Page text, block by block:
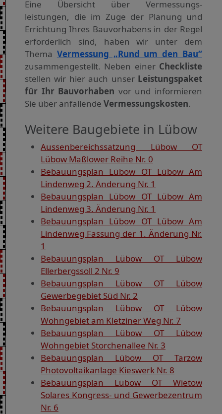
Eine Übersicht über Vermessungs­
leistungen, die im Zuge der Planung und
Errichtung Ihres Bauvorhabens in der Regel
erforderlich sind, haben wir unter dem
Thema Vermessung „Rund um den Bau“
zusammengestellt. Neben einer Checkliste
stellen wir hier auch unser Leistungspaket
für Ihr Bauvorhaben vor und informieren
Sie über anfallende Vermessungskosten.
Weitere Baugebiete in Lübow
Aussenbereichssatzung Lübow OT
Lübow Maßlower Reihe Nr. 0
Bebauungsplan Lübow OT Lübow Am
Lindenweg 2. Änderung Nr. 1
Bebauungsplan Lübow OT Lübow Am
Lindenweg 3. Änderung Nr. 1
Bebauungsplan Lübow OT Lübow Am
Lindenweg Fassung der 1. Änderung Nr.
1
Bebauungsplan Lübow OT Lübow
Ellerbergssoll 2 Nr. 9
Bebauungsplan Lübow OT Lübow
Gewerbegebiet Süd Nr. 2
Bebauungsplan Lübow OT Lübow
Wohngebiet am Kletziner Weg Nr. 7
Bebauungsplan Lübow OT Lübow
Wohngebiet Storchenallee Nr. 3
Bebauungsplan Lübow OT Tarzow
Photovoltaikanlage Kieswerk Nr. 8
Bebauungsplan Lübow OT Wietow
Solares Kongress- und Gewerbezentrum
Nr. 6